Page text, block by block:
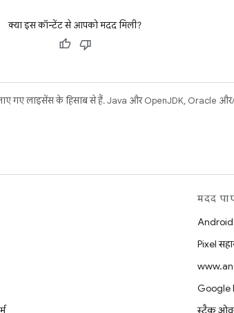
क्या इस कॉन्टेंट से आपको मदद मिली?
गए लाइसेंस के हिसाब से हैं. Java और OpenJDK, Oracle और/
मदद
Android
Pixel
Google
स्टैक